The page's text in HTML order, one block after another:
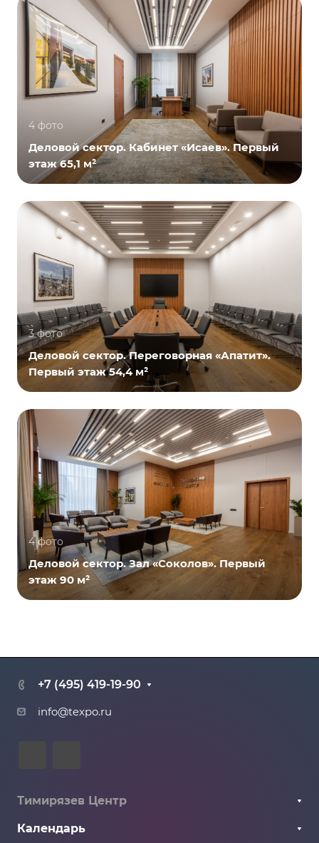
4 фото
Деловой сектор. Кабинет «Исаев». Первый
этаж 65,1 м²
3 фото
Деловой сектор. Переговорная «Апатит».
Первый этаж 54,4 м²
4 фото
Деловой сектор. Зал «Соколов». Первый
этаж 90 м²
+7 (495) 419-19-90
info@texpo.ru
Тимирязев Центр
О Центре
Календарь